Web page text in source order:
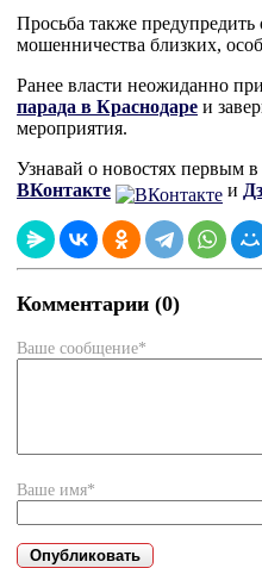
Просьба также
мошенничества близких,
Ранее власти неожиданно
парада в Краснодаре и
мероприятия.
Узнавай о новостях первым в
ВКонтакте
и
Комментарии (0)
Ваше сообщение*
Ваше имя*